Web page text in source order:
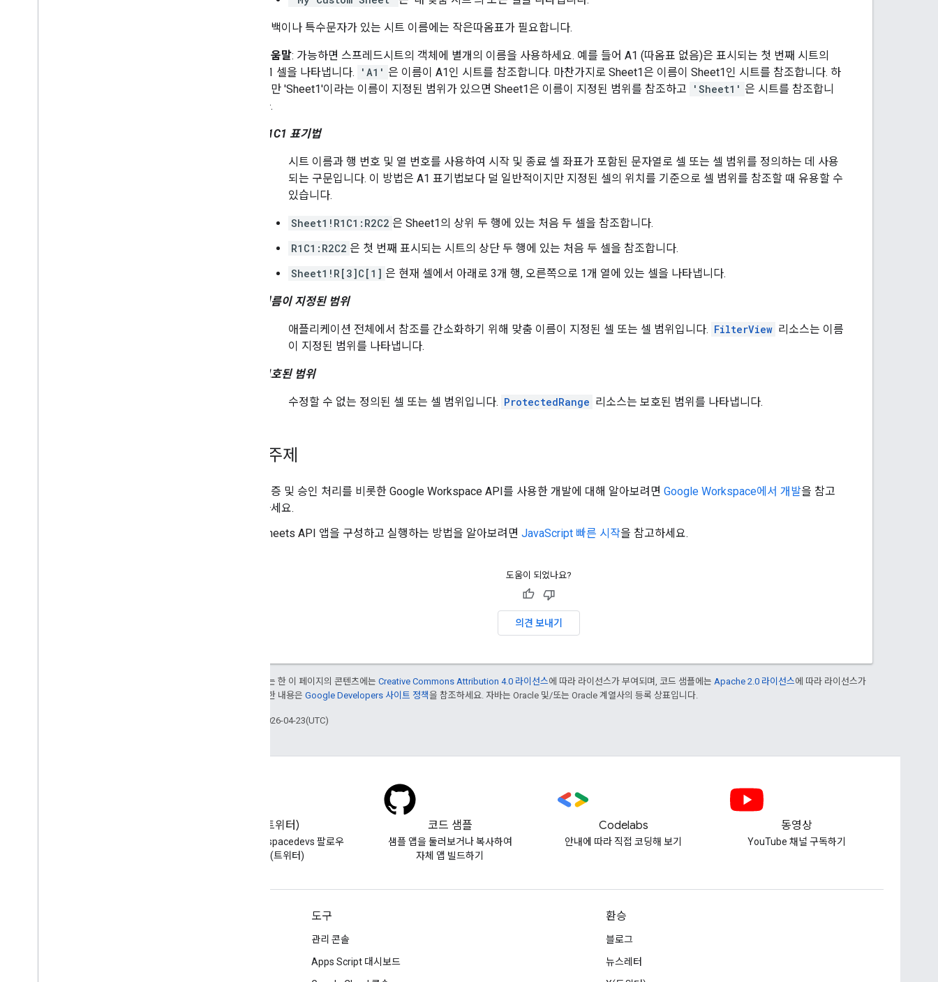
공백이나 특수문자가 있는 시트 이름에는 작은따옴표가 필요합니다.
도움말: 가능하면 스프레드시트의 객체에 별개의 이름을 사용하세요. 예를 들어 A1 (따옴표 없음)은 표시되는 첫 번째 시트의
A1 셀을 나타냅니다.
'A1' 은 이름이 A1인 시트를 참조합니다. 마찬가지로 Sheet1은 이름이 Sheet1인 시트를 참조합니다. 하
지만 'Sheet1'이라는 이름이 지정된 범위가 있으면 Sheet1은 이름이 지정된 범위를 참조하고
'Sheet1' 은 시트를 참조합니
다.
R1C1 표기법
시트 이름과 행 번호 및 열 번호를 사용하여 시작 및 종료 셀 좌표가 포함된 문자열로 셀 또는 셀 범위를 정의하는 데 사용
되는 구문입니다. 이 방법은 A1 표기법보다 덜 일반적이지만 지정된 셀의 위치를 기준으로 셀 범위를 참조할 때 유용할 수
있습니다.
Sheet1!R1C1:R2C2 은 Sheet1의 상위 두 행에 있는 처음 두 셀을 참조합니다.
R1C1:R2C2 은 첫 번째 표시되는 시트의 상단 두 행에 있는 처음 두 셀을 참조합니다.
Sheet1!R[3]C[1] 은 현재 셀에서 아래로 3개 행, 오른쪽으로 1개 열에 있는 셀을 나타냅니다.
이름이 지정된 범위
애플리케이션 전체에서 참조를 간소화하기 위해 맞춤 이름이 지정된 셀 또는 셀 범위입니다. FilterView 리소스는 이름
이 지정된 범위를 나타냅니다.
보호된 범위
수정할 수 없는 정의된 셀 또는 셀 범위입니다. ProtectedRange 리소스는 보호된 범위를 나타냅니다.
관련 주제
인증 및 승인 처리를 비롯한 Google Workspace API를 사용한 개발에 대해 알아보려면 Google Workspace에서 개발을 참고
하세요.
Sheets API 앱을 구성하고 실행하는 방법을 알아보려면 JavaScript 빠른 시작을 참고하세요.
도움이 되었나요?
의견 보내기
달리 명시되지 않는 한 이 페이지의 콘텐츠에는 Creative Commons Attribution 4.0 라이선스에 따라 라이선스가 부여되며, 코드 샘플에는 Apache 2.0 라이선스에 따라 라이선스가
부여됩니다. 자세한 내용은 Google Developers 사이트 정책을 참조하세요. 자바는 Oracle 및/또는 Oracle 계열사의 등록 상표입니다.
최종 업데이트: 2026-04-23(UTC)
X(트위터)
X에서 @workspacedevs 팔로우
하기 (트위터)
코드 샘플
샘플 앱을 둘러보거나 복사하여
자체 앱 빌드하기
Codelabs
안내에 따라 직접 코딩해 보기
동영상
YouTube 채널 구독하기
도구
관리 콘솔
Apps Script 대시보드
환승
블로그
뉴스레터